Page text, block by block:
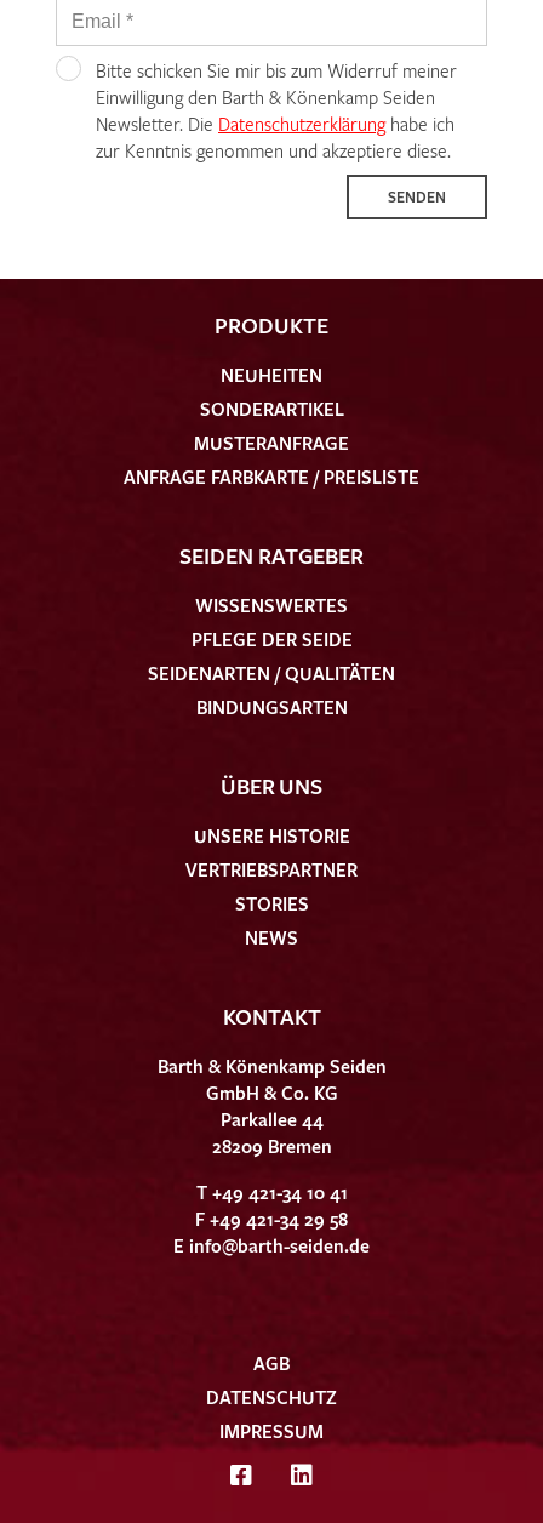
Bitte schicken Sie mir bis zum Widerruf meiner
Einwilligung den Barth & Könenkamp Seiden
Newsletter. Die Datenschutzerklärunghabe ich
zur Kenntnis genommen und akzeptiere diese.
SENDEN
PRODUKTE
NEUHEITEN
SONDERARTIKEL
MUSTERANFRAGE
ANFRAGE FARBKARTE / PREISLISTE
SEIDEN RATGEBER
WISSENSWERTES
PFLEGE DER SEIDE
SEIDENARTEN / QUALITÄTEN
BINDUNGSARTEN
ÜBER UNS
UNSERE HISTORIE
VERTRIEBSPARTNER
STORIES
NEWS
KONTAKT
Barth & Könenkamp Seiden
GmbH & Co. KG
Parkallee 44
28209 Bremen
T +49 421-34 10 41
F +49 421-34 29 58
E info@barth-seiden.de
AGB
DATENSCHUTZ
IMPRESSUM